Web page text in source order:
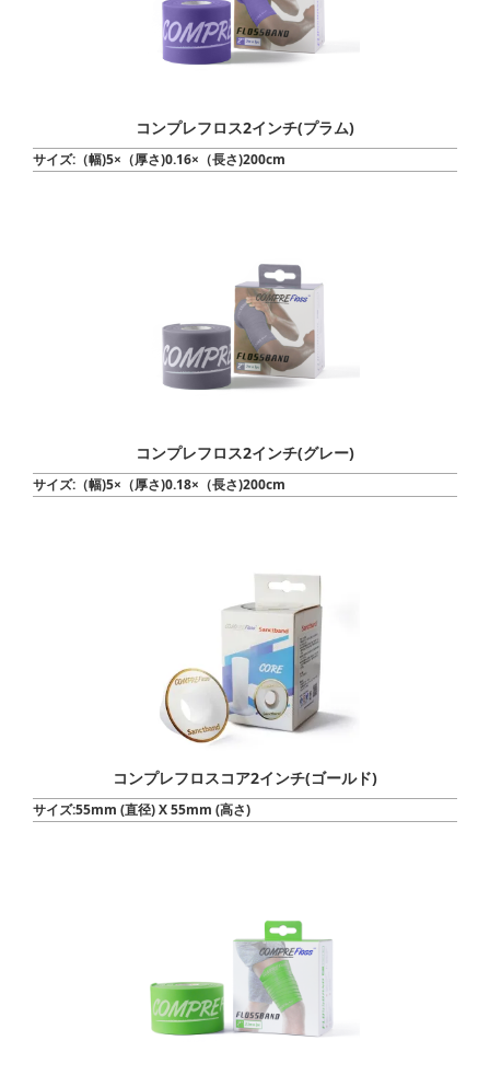
コンプレフロス2インチ(プラム)
サイズ:（幅)5×（厚さ)0.16×（長さ)200cm
コンプレフロス2インチ(グレー)
サイズ:（幅)5×（厚さ)0.18×（長さ)200cm
コンプレフロスコア2インチ(ゴールド)
サイズ:55mm (直径) X 55mm (高さ)